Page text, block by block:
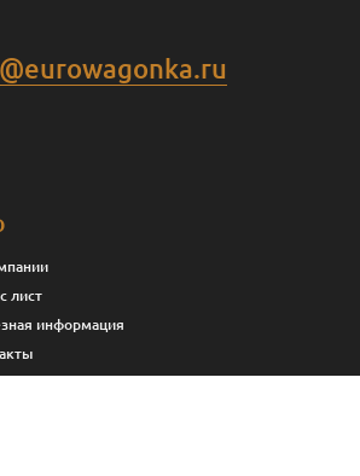
лист
информация